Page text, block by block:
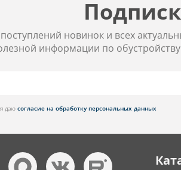
поступлений новинок и всех
информации по
даю согласие на обработку персональных данных